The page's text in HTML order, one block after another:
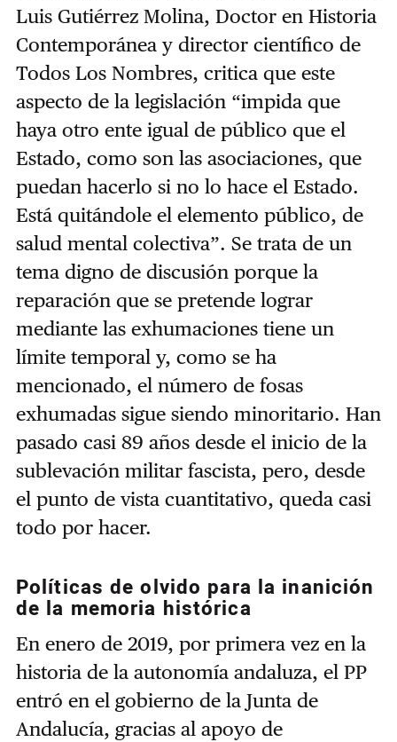
Luis Gutiérrez Molina, Doctor en Historia
Contemporánea y director científico de
Todos Los Nombres, critica que este
aspecto de la legislación “impida que
haya otro ente igual de público que el
Estado, como son las asociaciones, que
puedan hacerlo si no lo hace el Estado.
Está quitándole el elemento público, de
salud mental colectiva”. Se trata de un
tema digno de discusión porque la
reparación que se pretende lograr
mediante las exhumaciones tiene un
límite temporal y, como se ha
mencionado, el número de fosas
exhumadas sigue siendo minoritario. Han
pasado casi 89 años desde el inicio de la
sublevación militar fascista, pero, desde
el punto de vista cuantitativo, queda casi
todo por hacer.
Políticas de olvido para la inanición
de la memoria histórica
En enero de 2019, por primera vez en la
historia de la autonomía andaluza, el PP
entró en el gobierno de la Junta de
Andalucía, gracias al apoyo de